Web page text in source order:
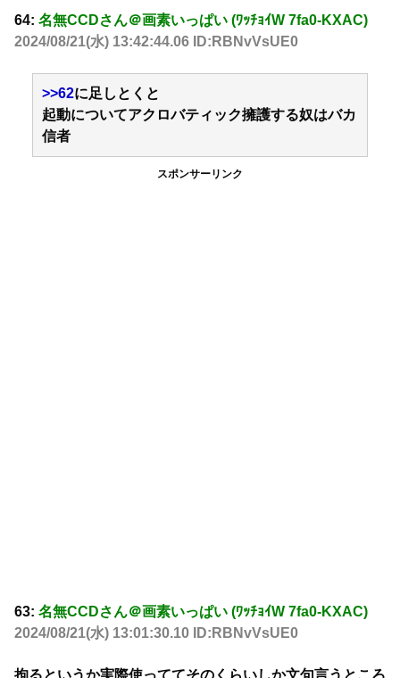
64: 名無CCDさん＠画素いっぱい (ﾜｯﾁｮｲW 7fa0-KXAC)
2024/08/21(水) 13:42:44.06 ID:RBNvVsUE0
>>62に足しとくと
起動についてアクロバティック擁護する奴はバカ
信者
スポンサーリンク
63: 名無CCDさん＠画素いっぱい (ﾜｯﾁｮｲW 7fa0-KXAC)
2024/08/21(水) 13:01:30.10 ID:RBNvVsUE0
拘るというか実際使っててそのくらいしか文句言うところ